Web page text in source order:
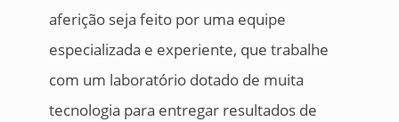
aferição seja feito por uma equipe
especializada e experiente, que trabalhe
com um laboratório dotado de muita
tecnologia para entregar resultados de